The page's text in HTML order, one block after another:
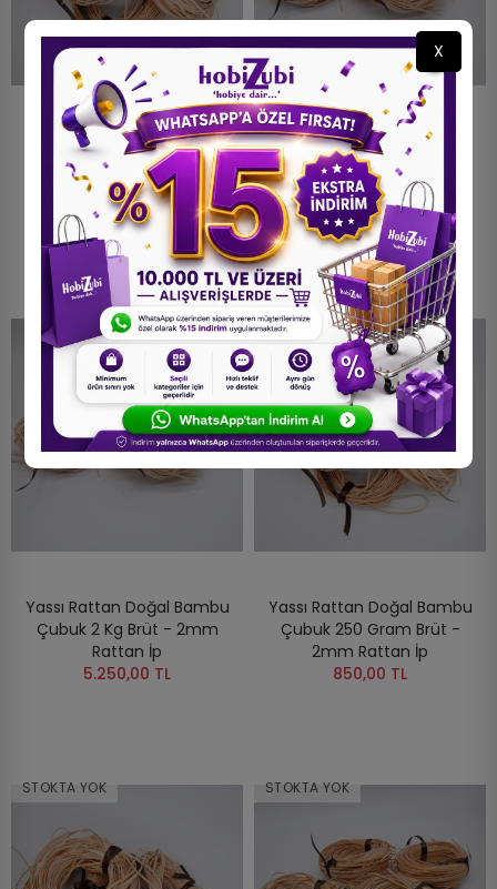
Yassı Rattan Doğal Bambu
Çubuk 3 Kg Brüt- 2mm
Rattan İp
7.500,00 TL
Yassı Rattan Doğal Bambu
Çubuk 150 Gr Brüt - 2mm
Rattan İp
665,00 TL
Yassı Rattan Doğal Bambu
Çubuk 2 Kg Brüt - 2mm
Rattan İp
5.250,00 TL
STOKTA YOK
Yassı Rattan Doğal Bambu
Çubuk 250 Gram Brüt -
2mm Rattan İp
850,00 TL
STOKTA YOK STOKTA YOK
X